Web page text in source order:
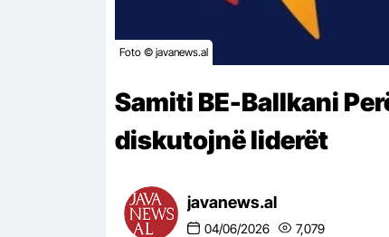
Foto © javanews.al
Samiti BE-Ballkani
diskutojnë liderët
javanews.al
04/06/2026 7,079